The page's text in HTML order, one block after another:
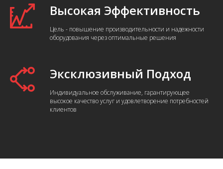
Высокая Эффективность
Цель - повышение производительности и надежности
оборудования через оптимальные решения
Эксклюзивный Подход
Индивидуальное обслуживание, гарантирующее
высокое качество услуг и удовлетворение потребностей
клиентов